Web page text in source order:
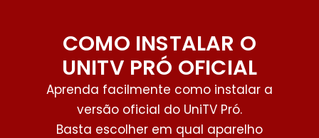
COMO INSTALAR O
UNITV PRÓ OFICIAL
Aprenda facilmente como instalar a
versão oficial do UniTV Pró.
Basta escolher em qual aparelho